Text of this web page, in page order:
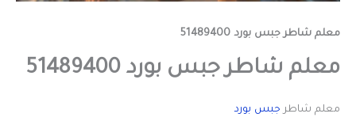
معلم شاطر جبس بورد 51489400
معلم شاطر جبس بورد 51489400
معلم شاطر جبس بورد